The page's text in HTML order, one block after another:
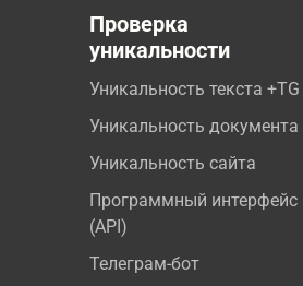
Проверка
уникальности
Уникальность текста +TG
Уникальность документа
Уникальность сайта
Программный интерфейс
(API)
Телеграм-бот